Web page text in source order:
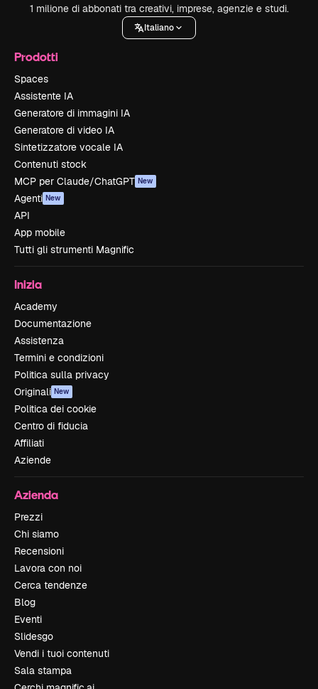
1 milione di abbonati tra creativi, imprese, agenzie e studi.
Italiano
Prodotti
Spaces
Assistente IA
Generatore di immagini IA
Generatore di video IA
Sintetizzatore vocale IA
Contenuti stock
MCP per Claude/ChatGPT New
Agenti New
API
App mobile
Tutti gli strumenti Magnific
Inizia
Academy
Documentazione
Assistenza
Termini e condizioni
Politica sulla privacy
Originali New
Politica dei cookie
Centro di fiducia
Affiliati
Aziende
Azienda
Prezzi
Chi siamo
Recensioni
Lavora con noi
Cerca tendenze
Blog
Eventi
Slidesgo
Vendi i tuoi contenuti
Sala stampa